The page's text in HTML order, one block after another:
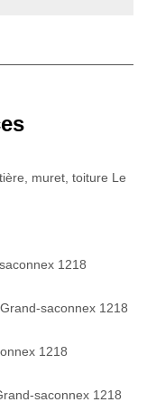
muret, toiture Le
1218
saconnex 1218
1218
saconnex 1218